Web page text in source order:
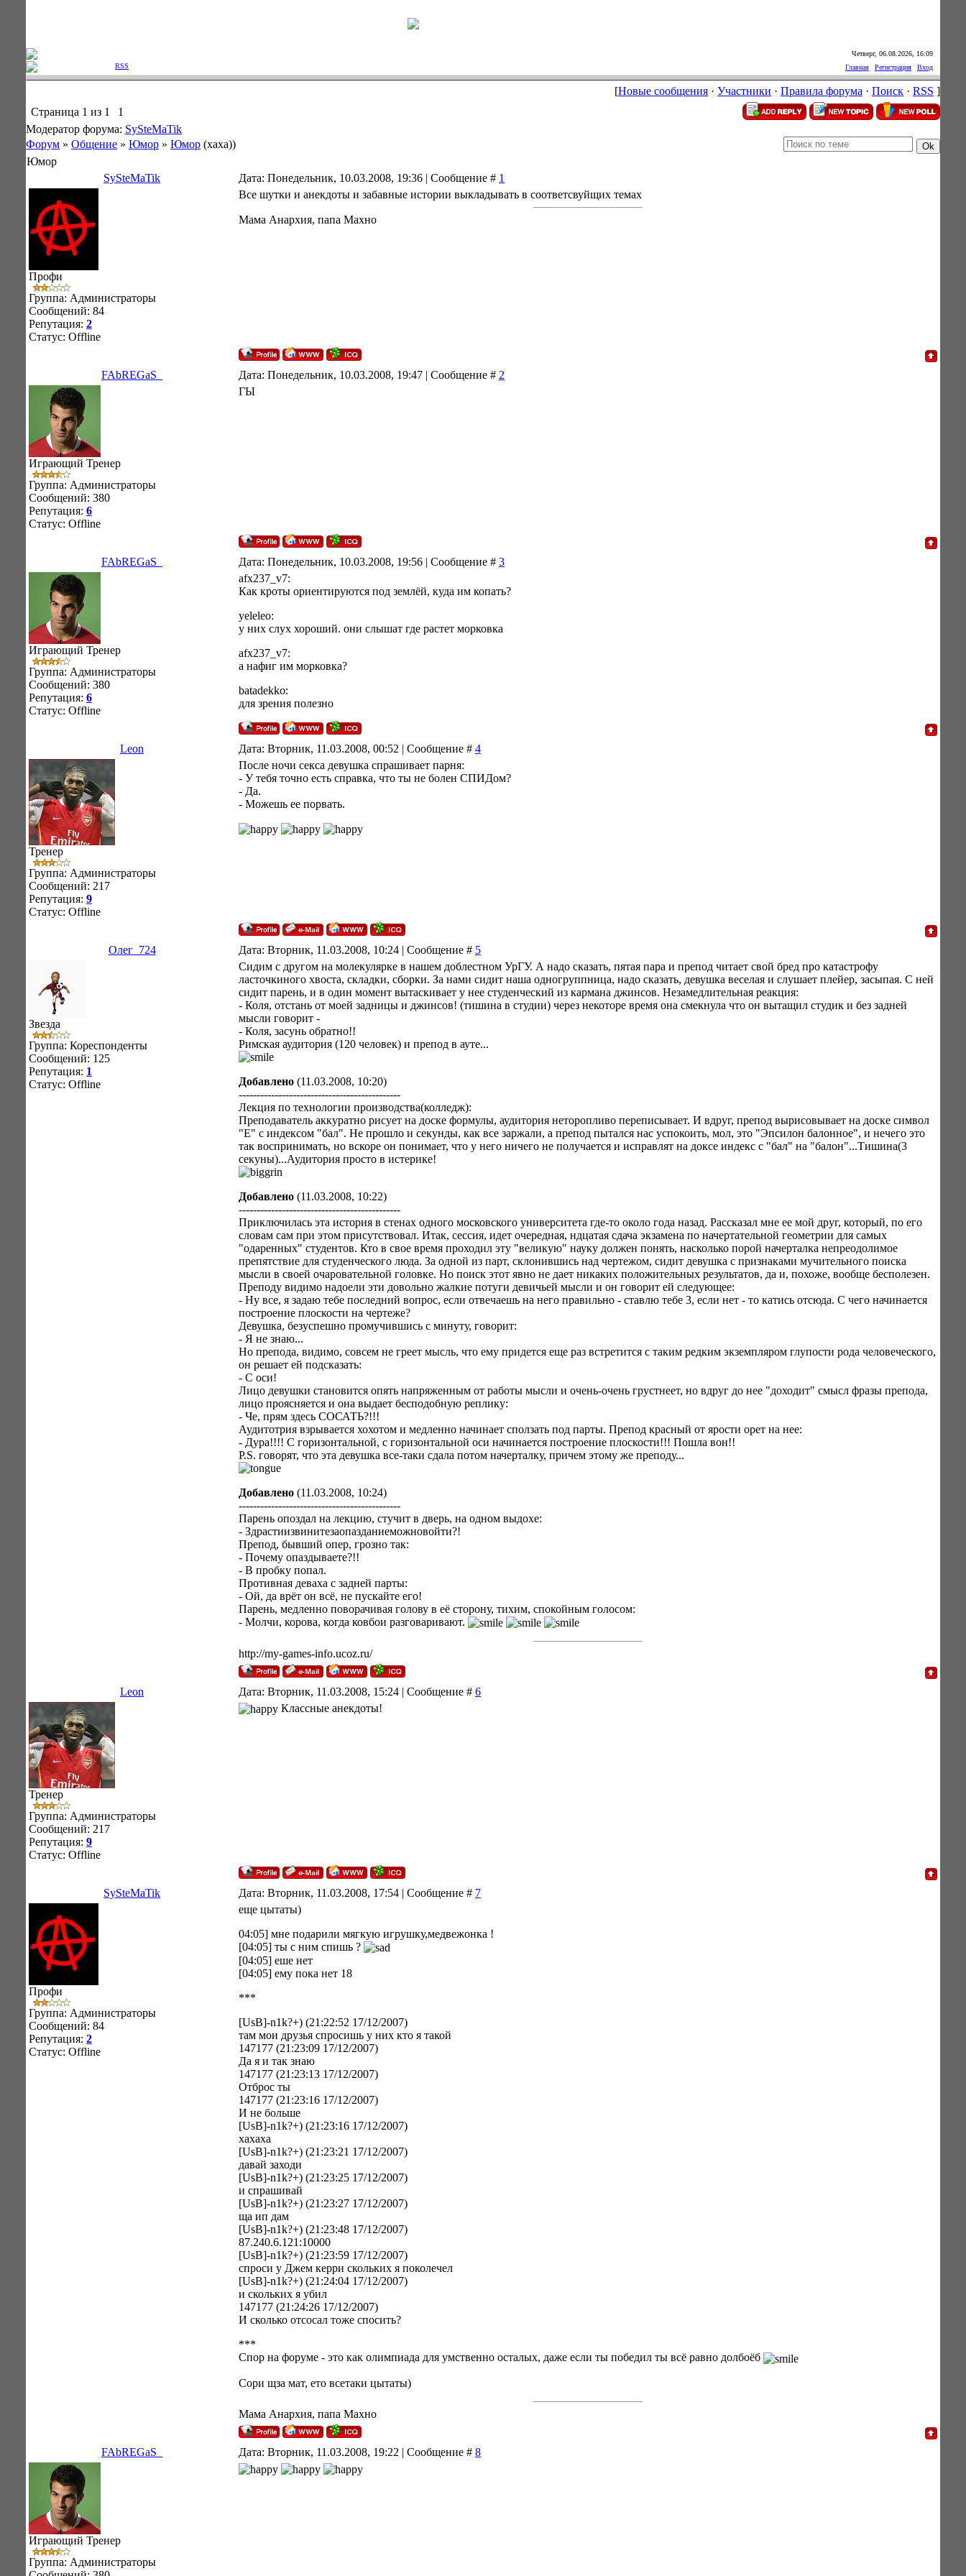
Четверг, 06.08.2026, 16:09
RSS Главная Регистрация Вход
[Новые сообщения · Участники · Правила форума · Поиск · RSS ]
Страница 1 из 1
1
Модератор форума: SySteMaTik
Форум » Общение » Юмор » Юмор (хаха))
Юмор
SySteMaTik
Дата: Понедельник, 10.03.2008, 19:36 | Сообщение # 1
Профи
Группа: Администраторы
Сообщений: 84
Репутация: 2
Статус: Offline
Все шутки и анекдоты и забавные истории выкладывать в соответсвуйщих темах
Мама Анархия, папа Махно
FAbREGaS_ Дата: Понедельник, 10.03.2008, 19:47 | Сообщение # 2
Играющий Тренер
Группа: Администраторы
Сообщений: 380
Репутация: 6
Статус: Offline
ГЫ
FAbREGaS_ Дата: Понедельник, 10.03.2008, 19:56 | Сообщение # 3
Играющий Тренер
Группа: Администраторы
Сообщений: 380
Репутация: 6
Статус: Offline
afx237_v7:
Как кроты ориентируются под землёй, куда им копать?
yeleleo:
у них слух хороший. они слышат где растет морковка
afx237_v7:
а нафиг им морковка?
batadekko:
для зрения полезно
Leon Дата: Вторник, 11.03.2008, 00:52 | Сообщение # 4
Тренер
Группа: Администраторы
Сообщений: 217
Репутация: 9
Статус: Offline
После ночи секса девушка спрашивает парня:
- У тебя точно есть справка, что ты не болен СПИДом?
- Да.
- Можешь ее порвать.
Олег_724 Дата: Вторник, 11.03.2008, 10:24 | Сообщение # 5
Звезда
Группа: Кореспонденты
Сообщений: 125
Репутация: 1
Статус: Offline
Сидим с другом на молекулярке в нашем доблестном УрГУ. А надо сказать, пятая пара и препод читает свой бред про катастрофу
ласточкиного хвоста, складки, сборки. За нами сидит наша одногруппница, надо сказать, девушка веселая и слушает плейер, засыпая. С ней
сидит парень, и в один момент вытаскивает у нее студенческий из кармана джинсов. Незамедлительная реакция:
- Коля, отстань от моей задницы и джинсов! (тишина в студии) через некоторе время она смекнула что он вытащил студик и без задней
мысли говорит -
- Коля, засунь обратно!!
Римская аудитория (120 человек) и препод в ауте...
Добавлено (11.03.2008, 10:20)
---------------------------------------------
Лекция по технологии производства(колледж):
Преподаватель аккуратно рисует на доске формулы, аудитория неторопливо переписывает. И вдруг, препод вырисовывает на доске символ
"Е" с индексом "бал". Не прошло и секунды, как все заржали, а препод пытался нас успокоить, мол, это "Эпсилон балонное", и нечего это
так воспринимать, но вскоре он понимает, что у него ничего не получается и исправлят на доксе индекс с "бал" на "балон"...Тишина(3
секуны)...Аудитория просто в истерике!
Добавлено (11.03.2008, 10:22)
---------------------------------------------
Приключилась эта история в стенах одного московского университета где-то около года назад. Рассказал мне ее мой друг, который, по его
словам сам при этом присутствовал. Итак, сессия, идет очередная, ндцатая сдача экзамена по начертательной геометрии для самых
"одаренных" студентов. Кто в свое время проходил эту "великую" науку должен понять, насколько порой начерталка непреодолимое
препятствие для студенческого люда. За одной из парт, склонившись над чертежом, сидит девушка с признаками мучительного поиска
мысли в своей очаровательной головке. Но поиск этот явно не дает никаких положительных результатов, да и, похоже, вообще бесполезен.
Преподу видимо надоели эти довольно жалкие потуги девичьей мысли и он говорит ей следующее:
- Ну все, я задаю тебе последний вопрос, если отвечаешь на него правильно - ставлю тебе 3, если нет - то катись отсюда. С чего начинается
построение плоскости на чертеже?
Девушка, безуспешно промучившись с минуту, говорит:
- Я не знаю...
Но препода, видимо, совсем не греет мысль, что ему придется еще раз встретится с таким редким экземпляром глупости рода человеческого,
он решает ей подсказать:
- С оси!
Лицо девушки становится опять напряженным от работы мысли и очень-очень грустнеет, но вдруг до нее "доходит" смысл фразы препода,
лицо проясняется и она выдает бесподобную реплику:
- Че, прям здесь СОСАТЬ?!!!
Аудитотрия взрывается хохотом и медленно начинает сползать под парты. Препод красный от ярости орет на нее:
- Дура!!!! С горизонтальной, с горизонтальной оси начинается построение плоскости!!! Пошла вон!!
P.S. говорят, что эта девушка все-таки сдала потом начерталку, причем этому же преподу...
Добавлено (11.03.2008, 10:24)
---------------------------------------------
Парень опоздал на лекцию, стучит в дверь, на одном выдохе:
- Здрастиизвинитезаопазданиеможновойти?!
Препод, бывший опер, грозно так:
- Почему опаздываете?!!
- В пробку попал.
Противная деваха с задней парты:
- Ой, да врёт он всё, не пускайте его!
Парень, медленно поворачивая голову в её сторону, тихим, спокойным голосом:
- Молчи, корова, когда ковбои разговаривают.
http://my-games-info.ucoz.ru/
Leon Дата: Вторник, 11.03.2008, 15:24 | Сообщение # 6
Тренер
Группа: Администраторы
Сообщений: 217
Репутация: 9
Статус: Offline
Классные анекдоты!
SySteMaTik Дата: Вторник, 11.03.2008, 17:54 | Сообщение # 7
Профи
Группа: Администраторы
Сообщений: 84
Репутация: 2
Статус: Offline
еще цытаты)
04:05] мне подарили мягкую игрушку,медвежонка !
[04:05] ты с ним спишь ?
[04:05] еше нет
[04:05] ему пока нет 18
***
[UsB]-n1k?+) (21:22:52 17/12/2007)
там мои друзья спросишь у них кто я такой
147177 (21:23:09 17/12/2007)
Да я и так знаю
147177 (21:23:13 17/12/2007)
Отброс ты
147177 (21:23:16 17/12/2007)
И не больше
[UsB]-n1k?+) (21:23:16 17/12/2007)
хахаха
[UsB]-n1k?+) (21:23:21 17/12/2007)
давай заходи
[UsB]-n1k?+) (21:23:25 17/12/2007)
и спрашивай
[UsB]-n1k?+) (21:23:27 17/12/2007)
ща ип дам
[UsB]-n1k?+) (21:23:48 17/12/2007)
87.240.6.121:10000
[UsB]-n1k?+) (21:23:59 17/12/2007)
спроси у Джем керри скольких я поколечел
[UsB]-n1k?+) (21:24:04 17/12/2007)
и скольких я убил
147177 (21:24:26 17/12/2007)
И сколько отсосал тоже спосить?
***
Спор на форуме - это как олимпиада для умственно осталых, даже если ты победил ты всё равно долбоёб
Сори щза мат, ето всетаки цытаты)
Мама Анархия, папа Махно
FAbREGaS_ Дата: Вторник, 11.03.2008, 19:22 | Сообщение # 8
Играющий Тренер
Группа: Администраторы